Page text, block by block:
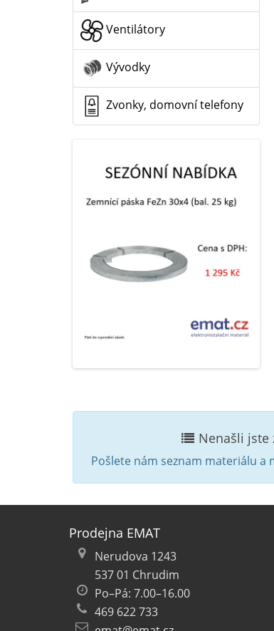
Ventilátory
Vývodky
Zvonky, domovní telefony
Nenašli jste
Pošlete nám seznam materiálu
Prodejna EMAT
Nerudova 1243
537 01 Chrudim
Po–Pá: 7.00–16.00
469 622 733